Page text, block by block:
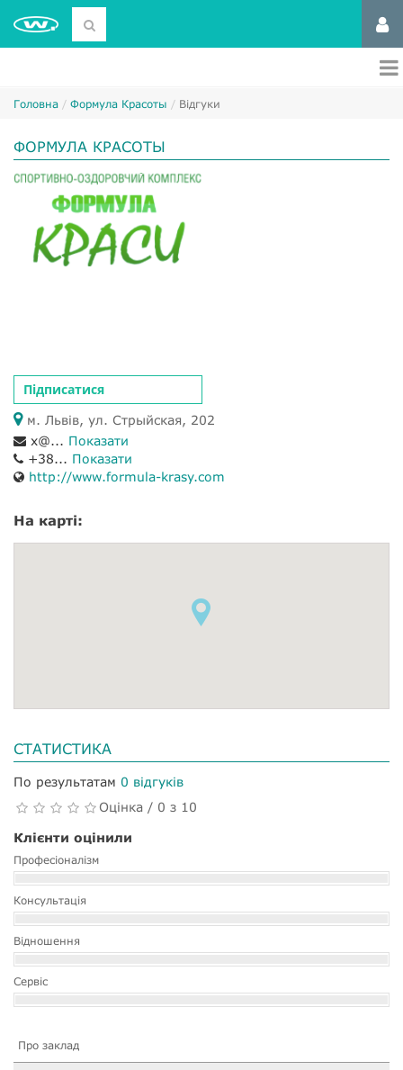
Головна Формула Красоты Відгуки
ФОРМУЛА КРАСОТЫ
Підписатися
м. Львів, ул. Стрыйская, 202
x@... Показати
+38... Показати
http://www.formula-krasy.com
На карті:
СТАТИСТИКА
По результатам 0 відгуків
Оцінка / 0 з 10
Клієнти оцінили
Професіоналізм
Консультація
Відношення
Сервіс
Про заклад